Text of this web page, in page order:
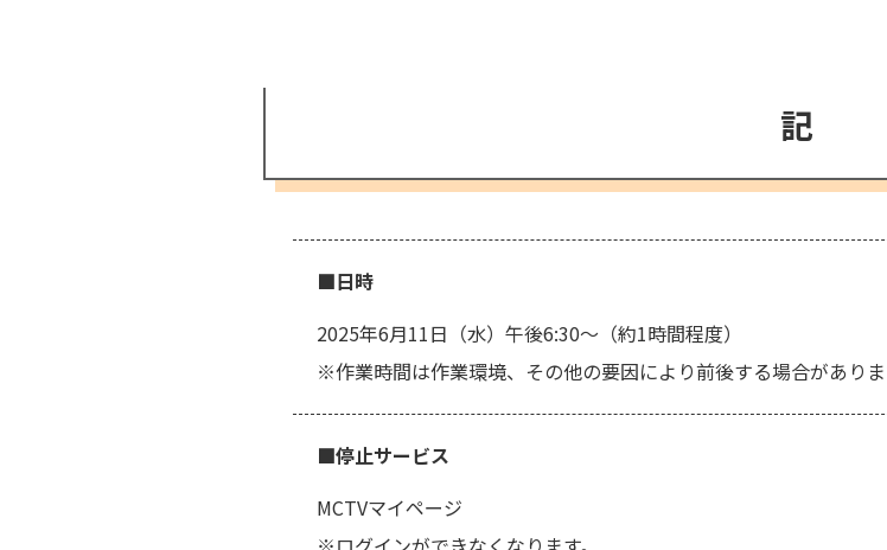
記
■日時
2025年6月11日（水）午後6:30～（約1時間程度）
※作業時間は作業環境、その他の要因により前後する場合がありま
■停止サービス
MCTVマイページ